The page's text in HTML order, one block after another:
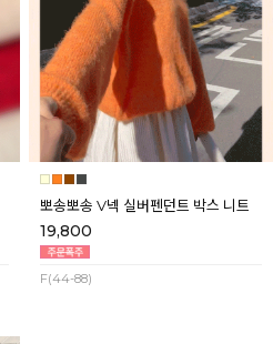
뽀송뽀송 V넥 실버펜던트 박스 니트
19,800
F(44-88)